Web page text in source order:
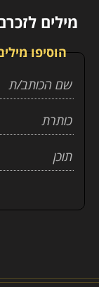
מילים
הוסיפו